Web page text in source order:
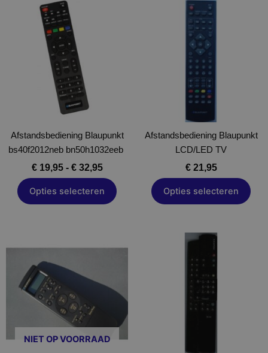
Afstandsbediening Blaupunkt
bs40f2012neb bn50h1032eeb
€19,95 - €32,95
Opties selecteren
Dit
product
heeft
meerdere
variaties.
Deze
optie
kan
worden
op
de
productpagina
Afstandsbediening Blaupunkt
LCD/LED TV
€21,95
Opties selecteren
Dit
product
heeft
meerdere
variaties.
Deze
optie
gekozen
worden
op
de
productpagina
NIET OP VOORRAAD
heeft
meerdere
variaties.
Deze
optie
kan
product
heeft
meerdere
variaties.
Deze